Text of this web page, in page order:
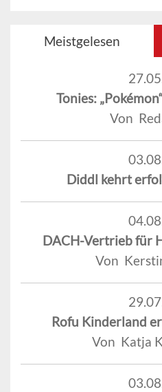
Meistgelesen
Tonies:
Von
Diddl kehrt
DACH-Vertrieb für
Von
Rofu Kinderland
Von Katja